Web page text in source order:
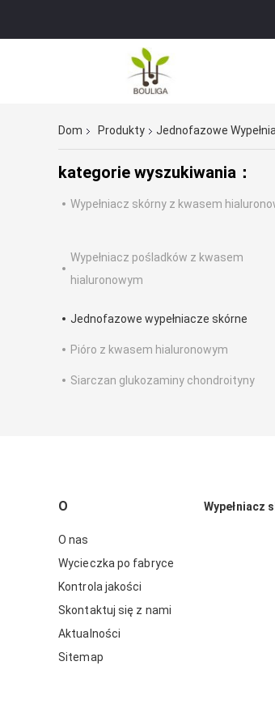
Dom
Produkty Jednofazowe
kategorie wyszukiwania：
Wypełniacz skórny z kwasem
Wypełniacz pośladków z kwasem
hialuronowym
Jednofazowe wypełniacze skórne
Pióro z kwasem hialuronowym
Siarczan glukozaminy chondroityny
O
O nas
Wycieczka po fabryce
Kontrola jakości
Skontaktuj się z nami
Aktualności
Sitemap
Wypełniacz